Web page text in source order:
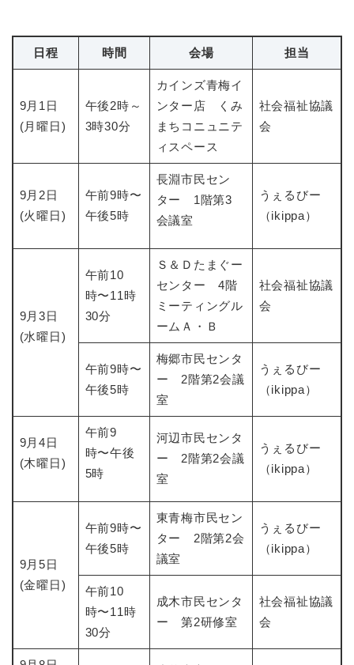
日程 時間 会場 担当
9月1日
(月曜日)
午後2時～
3時30分
カインズ青梅イ
ンター店 くみ
まちコニュニテ
ィスペース
社会福祉協議
会
9月2日
(火曜日)
午前9時〜
午後5時
長淵市民セン
ター 1階第3
会議室
うぇるびー
（ikippa）
9月3日
(水曜日)
午前10
時〜11時
30分
Ｓ＆Ｄたまぐー
センター 4階
ミーティングル
ームＡ・Ｂ
社会福祉協議
会
午前9時〜
午後5時
梅郷市民センタ
ー 2階第2会議
室
うぇるびー
（ikippa）
9月4日
(木曜日)
午前9
時〜午後
5時
河辺市民センタ
ー 2階第2会議
室
うぇるびー
（ikippa）
9月5日
(金曜日)
午前9時〜
午後5時
東青梅市民セン
ター 2階第2会
議室
うぇるびー
（ikippa）
午前10
時〜11時
30分
成木市民センタ
ー 第2研修室
社会福祉協議
会